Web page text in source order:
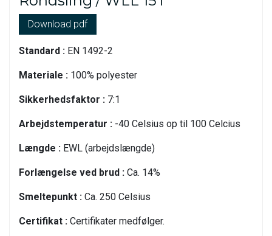
Download pdf
Standard : EN 1492-2
Materiale : 100% polyester
Sikkerhedsfaktor : 7:1
Arbejdstemperatur : -40 Celsius op til 100 Celcius
Længde : EWL (arbejdslængde)
Forlængelse ved brud : Ca. 14%
Smeltepunkt : Ca. 250 Celsius
Certifikat : Certifikater medfølger.